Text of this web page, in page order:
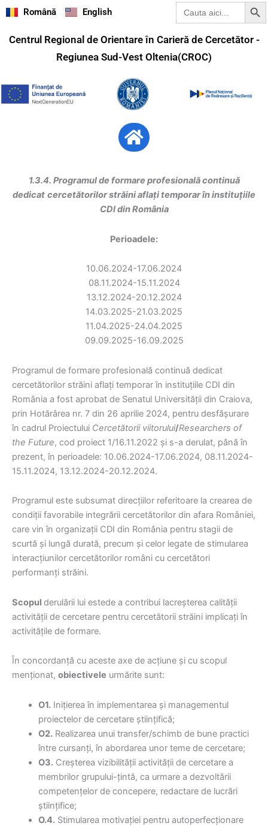
Skip
content
Română English
Search
for:
Centrul Regional de Orientare în Carieră de Cercetător -
Regiunea Sud-Vest Oltenia(CROC)
Menu
1.3.4. Programul de formare profesională continuă
dedicat cercetătorilor străini aflați temporar în instituțiile
CDI din România
Perioadele:
10.06.2024-17.06.2024
08.11.2024-15.11.2024
13.12.2024-20.12.2024
14.03.2025-21.03.2025
11.04.2025-24.04.2025
09.09.2025-16.09.2025
Programul de formare profesională continuă dedicat
cercetătorilor străini aflați temporar în instituțiile CDI din
România a fost aprobat de Senatul Universității din Craiova,
prin Hotărârea nr. 7 din 26 aprilie 2024, pentru desfășurare
în cadrul Proiectului Cercetătorii viitorului/Researchers of
the Future, cod proiect 1/16.11.2022 și s-a derulat, până în
prezent, în perioadele: 10.06.2024-17.06.2024, 08.11.2024-
15.11.2024, 13.12.2024-20.12.2024.
Programul este subsumat direcțiilor referitoare la crearea de
condiții favorabile integrării cercetătorilor din afara României,
care vin în organizații CDI din România pentru stagii de
scurtă și lungă durată, precum și celor legate de stimularea
interacțiunilor cercetătorilor români cu cercetători
performanți străini.
Scopul derulării lui estede a contribui lacreșterea calității
activității de cercetare pentru cercetătorii străini implicați în
activitățile de formare.
În concordanță cu aceste axe de acțiune și cu scopul
menționat, obiectivele urmărite sunt:
O1.Inițierea în implementarea și managementul
proiectelor de cercetare științifică;
O2.Realizarea unui transfer/schimb de bune practici
între cursanți, în abordarea unor teme de cercetare;
O3.Creșterea vizibilității activității de cercetare a
membrilor grupului-țintă, ca urmare a dezvoltării
competențelor de concepere, redactare de lucrări
științifice;
O.4.Stimularea motivaţiei pentru autoperfecţionare